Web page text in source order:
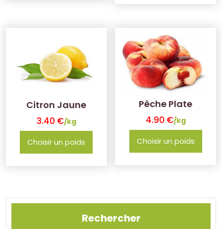
Citron Jaune
3.40 €/kg
Choisir un poids
Pêche Plate
4.90 €/kg
Choisir un poids
Rechercher